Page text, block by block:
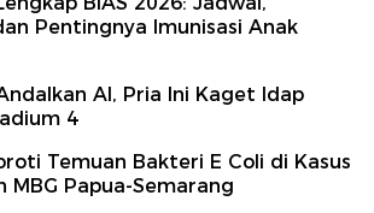
Pentingnya Imunisasi Anak
AI, Pria Ini Kaget Idap
4
Temuan Bakteri E Coli di Kasus
MBG Papua-Semarang